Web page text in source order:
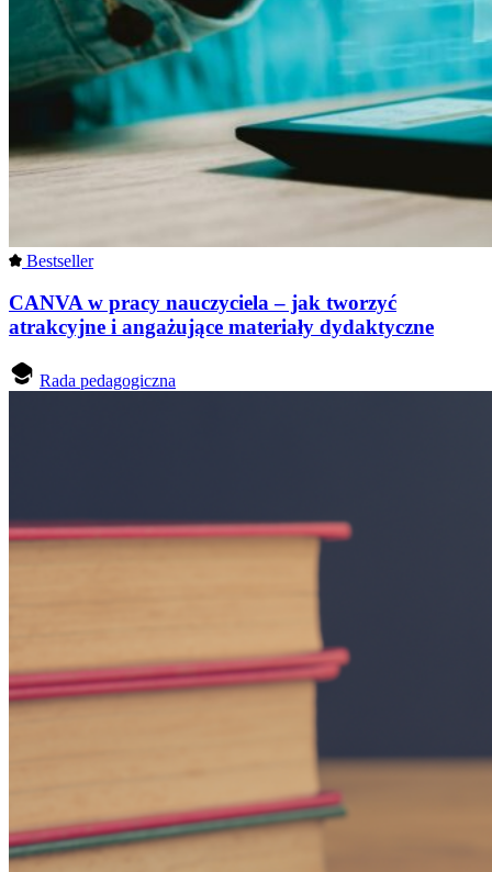
Bestseller
CANVA w pracy nauczyciela – jak tworzyć
atrakcyjne i angażujące materiały dydaktyczne
Rada pedagogiczna